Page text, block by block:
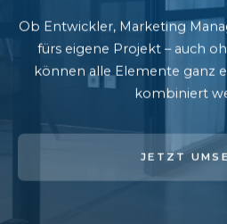
Ob Entwickler, Marketing
fürs eigene Projekt – auch
können alle Elemente ganz
kombiniert
JETZT